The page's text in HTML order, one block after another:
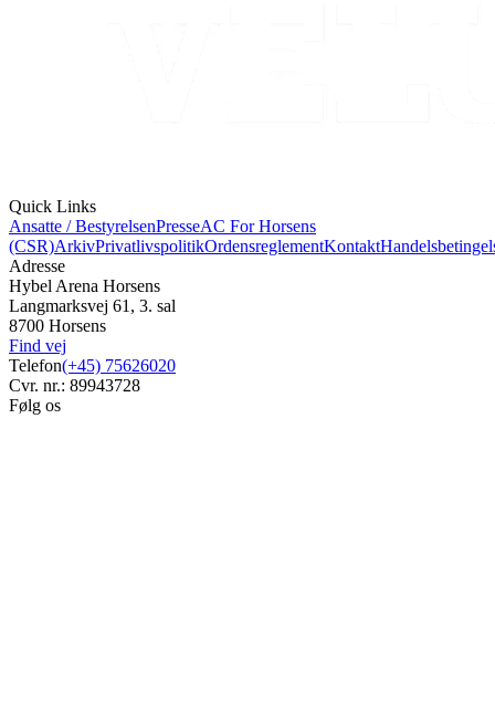
Quick Links
Ansatte / BestyrelsenPresseAC For Horsens
(CSR)ArkivPrivatlivspolitikOrdensreglementKontakt
Adresse
Hybel Arena Horsens
Langmarksvej 61, 3. sal
8700 Horsens
Find vej
Telefon(+45) 75626020
Cvr. nr.: 89943728
Følg os